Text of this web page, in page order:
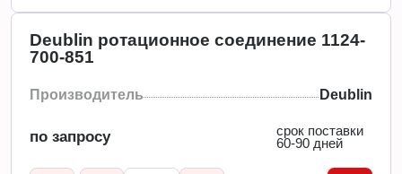
Deublin ротационное соединение 1124-
700-851
Производитель Deublin
по запросу
срок поставки
60-90 дней